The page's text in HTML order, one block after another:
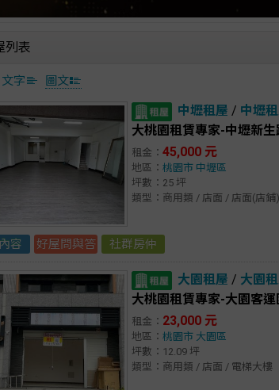
租賃
列表
文字 圖文
中壢租屋 / 中壢
大桃園租賃專家-中壢新
租金： 45,000 元
地區： 桃園市 中壢區
坪數：25 坪
類型：商用類 / 店面 / 店面(店鋪)
容 好屋問與答 社群房仲
大園租屋 / 大園
大桃園租賃專家-大園客
租金： 23,000 元
地區： 桃園市 大園區
坪數：12.09 坪
類型：商用類 / 店面 / 電梯大樓